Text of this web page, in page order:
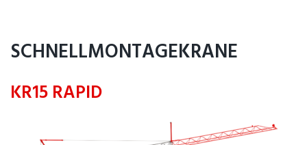
SCHNELLMONTAGEKRANE
KR15 RAPID